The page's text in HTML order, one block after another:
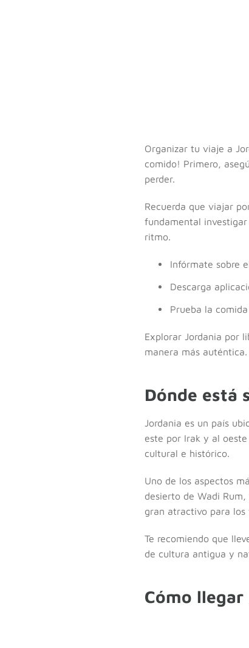
Organizar tu viaje a
comido! Primero,
perder.
Recuerda que viajar
fundamental
ritmo.
Infórmate sobre
Descarga
Prueba la
Explorar Jordania por
manera más
Dónde está
Jordania es un país
este por Irak y al
cultural e histórico.
Uno de los aspectos
desierto de Wadi
gran atractivo para los
Te recomiendo que
de cultura antigua y
Cómo